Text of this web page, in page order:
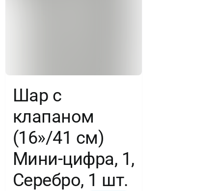
Шар с
клапаном
(16»/41 см)
Мини-цифра, 1,
Серебро, 1 шт.